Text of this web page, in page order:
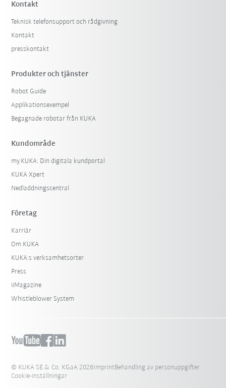
Kontakt
Teknisk telefonsupport och rådgivning
Kontakt
presskontakt
Produkter och tjänster
Robot Guide
Applikationsexempel
Begagnade robotar från KUKA
Kundområde
my.KUKA: Din digitala kundportal
KUKA Xpert
Nedladdningscentral
Företag
Karriär
Om KUKA
KUKA:s verksamhetsorter
Press
iiMagazine
Whistleblower System
© KUKA SE & Co. KGaA 2026ImprintBehandling av personuppgifter
Cookie-inställningar